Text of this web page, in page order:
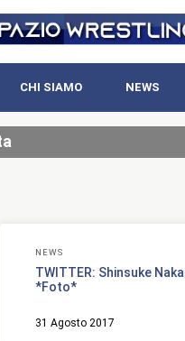
CHI SIAMO NEWS
NEWS
TWITTER: Shinsuke
*Foto*
31 Agosto 2017